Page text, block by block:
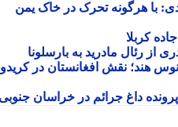
هرگونه تحرک در خاک یمن
کربلا
رئال مادرید به بارسلونا
نقش افغانستان در کریدور
داغ جرائم در خراسان جنوبی